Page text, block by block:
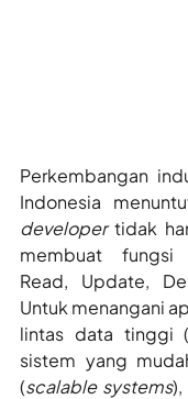
Perkembangan
Indonesia
developer tidak
membuat fungsi
Read, Update,
Untuk menangani
lintas data tinggi (
sistem yang
(scalable systems),